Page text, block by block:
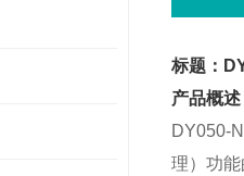
标题：
产品概述
DY050-
理）功